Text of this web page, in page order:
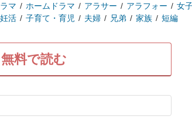
マ ホームドラマ アラサー アラフォー
女
妊活 子育て・育児 夫婦 兄弟 家族 短編
料で読む